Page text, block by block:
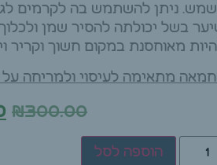
ניתן להשתמש בה לקרמים
בשל יכולתה להסיר שמן
מאוחסנת במקום חשוך וקריר
מתאימה לעיסוי ולמריחה על
₪300.00
הוספה לסל